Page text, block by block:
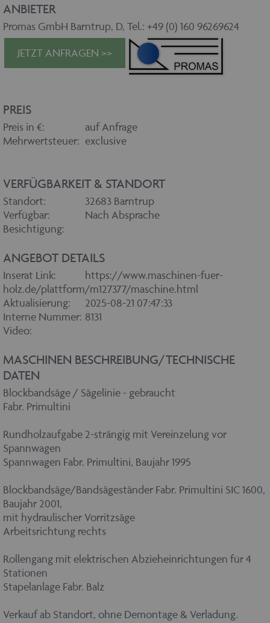
ANBIETER
Promas GmbH Barntrup, D, Tel.: +49 (0) 160 96269624
JETZT ANFRAGEN >>
PREIS
Preis in €:
auf Anfrage
Mehrwertsteuer: exclusive
VERFÜGBARKEIT & STANDORT
Standort:
32683 Barntrup
Verfügbar:
Nach Absprache
Besichtigung:
ANGEBOT DETAILS
Inserat Link:
https://www.maschinen-fuer-
holz.de/plattform/m127377/maschine.html
Aktualisierung:
2025-08-21 07:47:33
Interne Nummer: 8131
Video:
MASCHINEN BESCHREIBUNG/TECHNISCHE
DATEN
Blockbandsäge / Sägelinie - gebraucht
Fabr. Primultini
Rundholzaufgabe 2-strängig mit Vereinzelung vor
Spannwagen
Spannwagen Fabr. Primultini, Baujahr 1995
Blockbandsäge/Bandsägeständer Fabr. Primultini SIC 1600,
Baujahr 2001,
mit hydraulischer Vorritzsäge
Arbeitsrichtung rechts
Rollengang mit elektrischen Abzieheinrichtungen für 4
Stationen
Stapelanlage Fabr. Balz
Verkauf ab Standort, ohne Demontage & Verladung.